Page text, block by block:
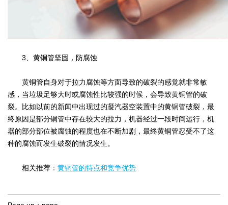
3、黄铜管坚固，防腐蚀
黄铜管自身对于拉力腐蚀等方面导致的破裂的感觉就非常敏
感，当垃圾足够大时或腐蚀性比较强的时候，会导致黄铜管的破
裂。比如以前的新闻中出现过的凝汽器空装置中的黄铜管破裂，最
终原因是部分铜管中存在较大的拉力，机器经过一段时间运行，机
器的部分部位被腐蚀的程度也在不断加剧，最终黄铜管忍受不了这
种的腐蚀而发生破裂的情况发生。
相关推荐： 黄铜管的特点和竞争优势